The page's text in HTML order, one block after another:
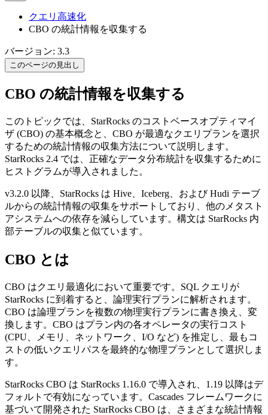
クエリ高速化
CBO の統計情報を収集する
バージョン: 3.3
このページの見出し
CBO の統計情報を収集する
このトピックでは、StarRocks のコストベースオプティマイ
ザ (CBO) の基本概念と、CBO が最適なクエリプランを選択
するための統計情報の収集方法について説明します。
StarRocks 2.4 では、正確なデータ分布統計を収集するために
ヒストグラムが導入されました。
v3.2.0 以降、StarRocks は Hive、Iceberg、および Hudi テーブ
ルからの統計情報の収集をサポートしており、他のメタスト
アシステムへの依存を減らしています。構文は StarRocks 内
部テーブルの収集と似ています。
CBO とは
CBO はクエリ最適化において重要です。SQL クエリが
StarRocks に到着すると、論理実行プランに解析されます。
CBO は論理プランを複数の物理実行プランに書き換え、変
換します。CBO はプラン内の各オペレータの実行コスト
(CPU、メモリ、ネットワーク、I/O など) を推定し、最もコ
ストの低いクエリパスを最終的な物理プランとして選択しま
す。
StarRocks CBO は StarRocks 1.16.0 で導入され、1.19 以降はデ
フォルトで有効になっています。Cascades フレームワークに
基づいて開発された StarRocks CBO は、さまざまな統計情報